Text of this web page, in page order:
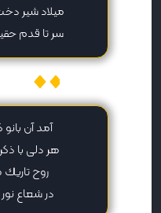
میلاد شیر
سر تا قدم
آمد آن‏
هر دلى با
روح
در شعاع